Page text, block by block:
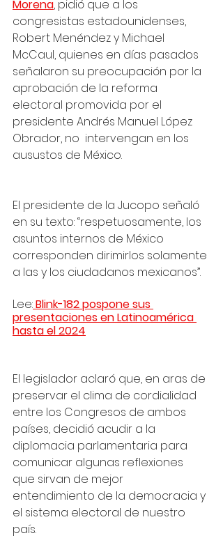
Morena, pidió que a los
congresistas estadounidenses,
Robert Menéndez y Michael
McCaul, quienes en días pasados
señalaron su preocupación por la
aprobación de la reforma
electoral promovida por el
presidente Andrés Manuel López
Obrador, no  intervengan en los
ausustos de México.
El presidente de la Jucopo señaló
en su texto: “respetuosamente, los
asuntos internos de México
corresponden dirimirlos solamente
a las y los ciudadanos mexicanos”.
Lee: Blink-182 pospone sus
presentaciones en Latinoamérica
hasta el 2024
El legislador aclaró que, en aras de
preservar el clima de cordialidad
entre los Congresos de ambos
países, decidió acudir a la
diplomacia parlamentaria para
comunicar algunas reflexiones
que sirvan de mejor
entendimiento de la democracia y
el sistema electoral de nuestro
país.